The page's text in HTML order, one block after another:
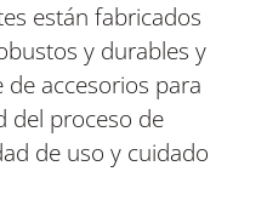
están fabricados
y durables y
accesorios para
del proceso de
de uso y cuidado